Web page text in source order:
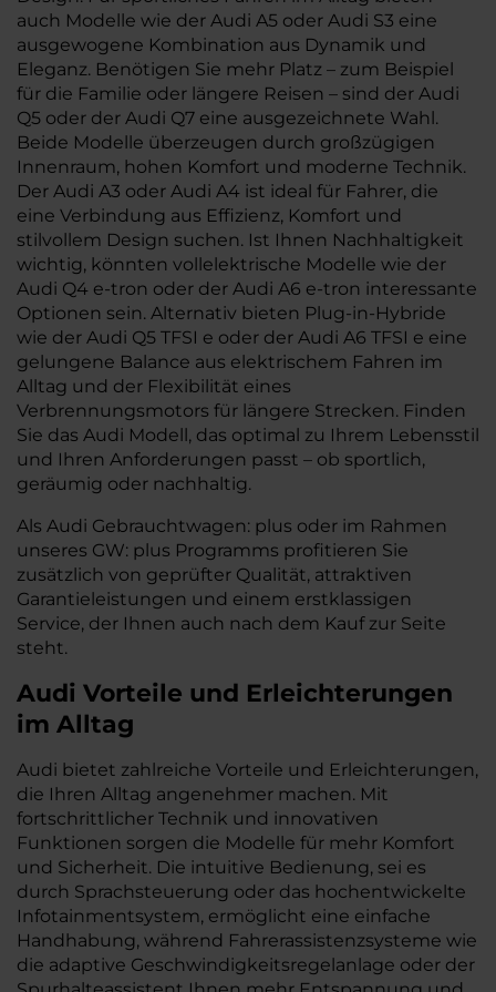
auch Modelle wie der Audi A5 oder Audi S3 eine
ausgewogene Kombination aus Dynamik und
Eleganz. Benötigen Sie mehr Platz – zum Beispiel
für die Familie oder längere Reisen – sind der Audi
Q5 oder der Audi Q7 eine ausgezeichnete Wahl.
Beide Modelle überzeugen durch großzügigen
Innenraum, hohen Komfort und moderne Technik.
Der Audi A3 oder Audi A4 ist ideal für Fahrer, die
eine Verbindung aus Effizienz, Komfort und
stilvollem Design suchen. Ist Ihnen Nachhaltigkeit
wichtig, könnten vollelektrische Modelle wie der
Audi Q4 e-tron oder der Audi A6 e-tron interessante
Optionen sein. Alternativ bieten Plug-in-Hybride
wie der Audi Q5 TFSI e oder der Audi A6 TFSI e eine
gelungene Balance aus elektrischem Fahren im
Alltag und der Flexibilität eines
Verbrennungsmotors für längere Strecken. Finden
Sie das Audi Modell, das optimal zu Ihrem Lebensstil
und Ihren Anforderungen passt – ob sportlich,
geräumig oder nachhaltig.
Als Audi Gebrauchtwagen: plus oder im Rahmen
unseres GW: plus Programms profitieren Sie
zusätzlich von geprüfter Qualität, attraktiven
Garantie­leistungen und einem erstklassigen
Service, der Ihnen auch nach dem Kauf zur Seite
steht.
Audi Vorteile und Erleichterungen
im Alltag
Audi bietet zahlreiche Vorteile und Erleichterungen,
die Ihren Alltag angenehmer machen. Mit
fortschrittlicher Technik und innovativen
Funktionen sorgen die Modelle für mehr Komfort
und Sicherheit. Die intuitive Bedienung, sei es
durch Sprachsteuerung oder das hochentwickelte
Infotainmentsystem, ermöglicht eine einfache
Handhabung, während Fahrerassistenzsysteme wie
die adaptive Geschwindigkeitsregelanlage oder der